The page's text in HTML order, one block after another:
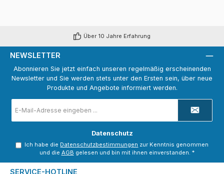
Über 10 Jahre Erfahrung
NEWSLETTER
Abonnieren Sie jetzt einfach unseren regelmäßig erscheinenden
Newsletter und Sie werden stets unter den Ersten sein, über neue
Produkte und Angebote informiert werden.
Mail-
Adresse
Datenschutz
Ich habe die Datenschutzbestimmungen zur Kenntnis genommen
und die AGB gelesen und bin mit ihnen einverstanden. *
SERVICE-HOTLINE